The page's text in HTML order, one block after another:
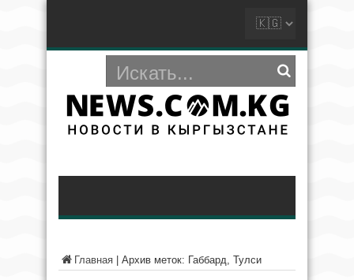
Главная Архив меток: Габбард, Тулси